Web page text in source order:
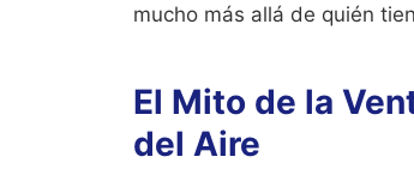
mucho más allá de quién
El Mito de la
del Aire